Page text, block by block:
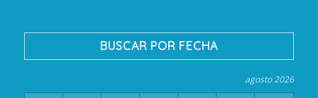
BUSCAR POR FECHA
agosto 2026